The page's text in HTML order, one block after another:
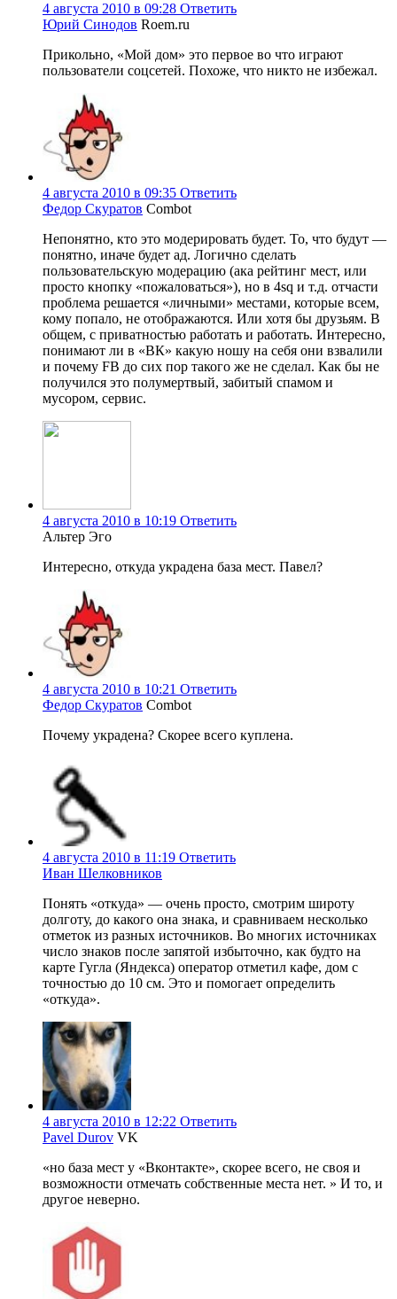
4 августа 2010 в 09:28 Ответить
Юрий Синодов Roem.ru
Прикольно, «Мой дом» это первое во что играют
пользователи соцсетей. Похоже, что никто не избежал.
4 августа 2010 в 09:35 Ответить
Федор Скуратов Combot
Непонятно, кто это модерировать будет. То, что будут —
понятно, иначе будет ад. Логично сделать
пользовательскую модерацию (ака рейтинг мест, или
просто кнопку «пожаловаться»), но в 4sq и т.д. отчасти
проблема решается «личными» местами, которые всем,
кому попало, не отображаются. Или хотя бы друзьям. В
общем, с приватностью работать и работать. Интересно,
понимают ли в «ВК» какую ношу на себя они взвалили
и почему FB до сих пор такого же не сделал. Как бы не
получился это полумертвый, забитый спамом и
мусором, сервис.
4 августа 2010 в 10:19 Ответить
Альтер Эго
Интересно, откуда украдена база мест. Павел?
4 августа 2010 в 10:21 Ответить
Федор Скуратов Combot
Почему украдена? Скорее всего куплена.
4 августа 2010 в 11:19 Ответить
Иван Шелковников
Понять «откуда» — очень просто, смотрим широту
долготу, до какого она знака, и сравниваем несколько
отметок из разных источников. Во многих источниках
число знаков после запятой избыточно, как будто на
карте Гугла (Яндекса) оператор отметил кафе, дом с
точностью до 10 см. Это и помогает определить
«откуда».
4 августа 2010 в 12:22 Ответить
Pavel Durov VK
«но база мест у «Вконтакте», скорее всего, не своя и
возможности отмечать собственные места нет. » И то, и
другое неверно.